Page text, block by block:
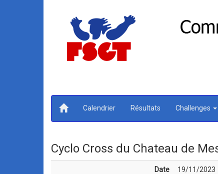
Calendrier Résultats Challenges
Cyclo Cross du Chateau de
Date 19/11/2023